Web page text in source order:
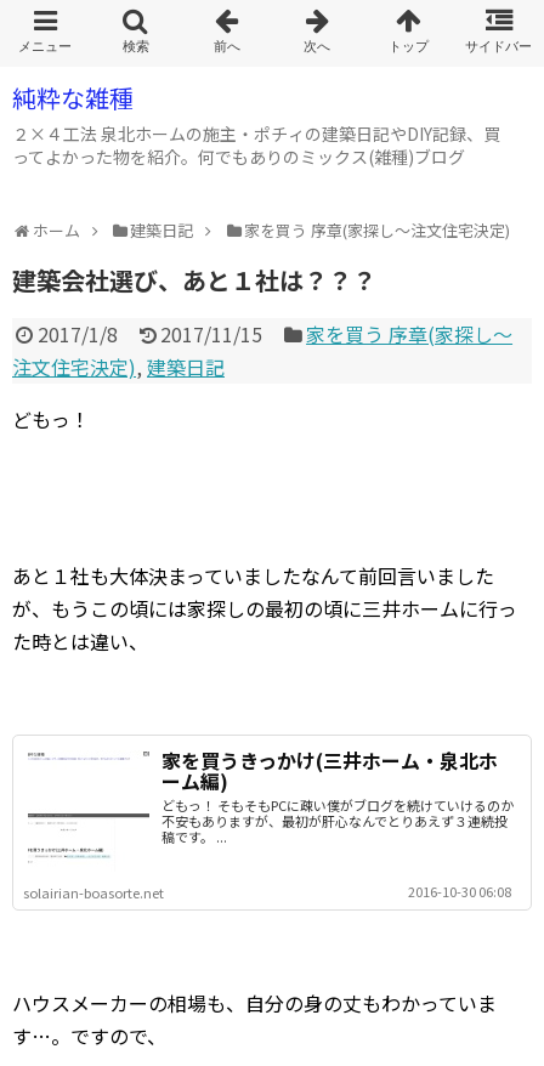
純粋な雑種
２×４工法 泉北ホームの施主・ポチィの建築日記やDIY記録、買
ってよかった物を紹介。何でもありのミックス(雑種)ブログ
ホーム 建築日記 家を買う 序章(家探し～注文住宅決定)
建築会社選び、あと１社は？？？
2017/1/8 2017/11/15
家を買う 序章(家探し～
注文住宅決定), 建築日記
どもっ！
あと１社も大体決まっていましたなんて前回言いました
が、もうこの頃には家探しの最初の頃に三井ホームに行っ
た時とは違い、
家を買うきっかけ(三井ホーム・泉北ホ
ーム編)
どもっ！ そもそもPCに疎い僕がブログを続けていけるのか
不安もありますが、最初が肝心なんでとりあえず３連続投
稿です。 ...
solairian-boasorte.net 2016-10-30 06:08
ハウスメーカーの相場も、自分の身の丈もわかっていま
す…。ですので、